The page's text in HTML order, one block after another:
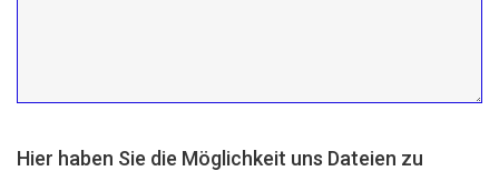
Hier haben Sie die Möglichkeit uns Dateien zu